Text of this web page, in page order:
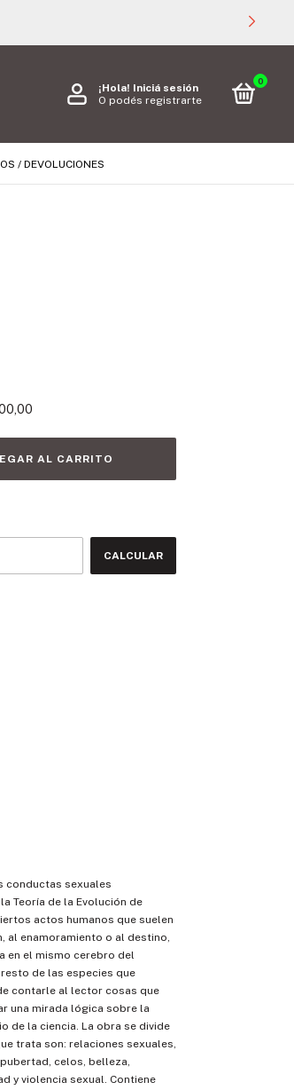
¡Hola! Iniciá sesión
O podés registrarte
0
/ DEVOLUCIONES
CALCULAR
conductas sexuales
Teoría de la Evolución de
actos humanos que suelen
al enamoramiento o al destino,
en el mismo cerebro del
de las especies que
contarle al lector cosas que
una mirada lógica sobre la
de la ciencia. La obra se divide
trata son: relaciones sexuales,
celos, belleza,
y violencia sexual. Contiene